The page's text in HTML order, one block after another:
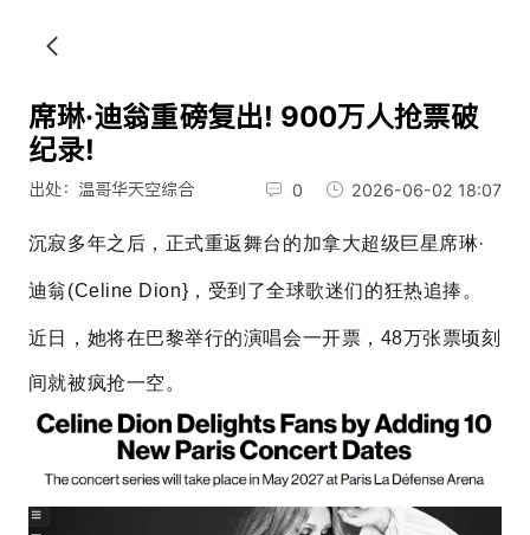
席琳·迪翁重磅复出! 900万人抢票破
纪录!
出处：温哥华天空综合 0 2026-06-02 18:07
沉寂多年之后，正式重返舞台的加拿大超级巨星 席琳·
迪翁(Celine Dion}， 受到了全球歌迷们的狂热追捧。
近日，她将在巴黎举行的演唱会一开票，48万张票顷刻
间就被疯抢一空。